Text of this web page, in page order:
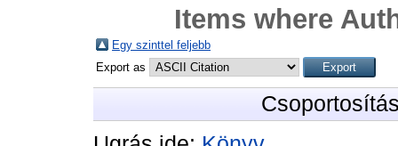
Items where
Egy szinttel feljebb
Export as